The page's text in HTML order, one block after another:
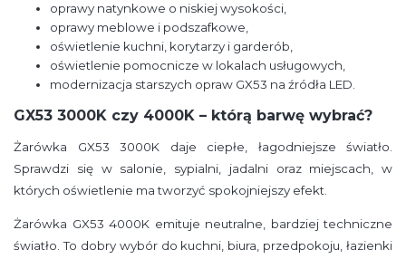
oprawy natynkowe o niskiej wysokości,
oprawy meblowe i podszafkowe,
oświetlenie kuchni, korytarzy i garderób,
oświetlenie pomocnicze w lokalach usługowych,
modernizacja starszych opraw GX53 na źródła LED.
GX53 3000K czy 4000K – którą barwę wybrać?
Żarówka GX53 3000K daje ciepłe, łagodniejsze światło.
Sprawdzi się w salonie, sypialni, jadalni oraz miejscach, w
których oświetlenie ma tworzyć spokojniejszy efekt.
Żarówka GX53 4000K emituje neutralne, bardziej techniczne
światło. To dobry wybór do kuchni, biura, przedpokoju, łazienki